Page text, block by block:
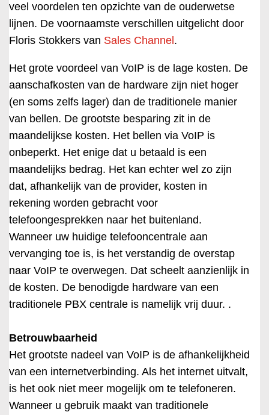
veel voordelen ten opzichte van de ouderwetse
lijnen. De voornaamste verschillen uitgelicht door
Floris Stokkers van Sales Channel .
Het grote voordeel van VoIP is de lage kosten. De
aanschafkosten van de hardware zijn niet hoger
(en soms zelfs lager) dan de traditionele manier
van bellen. De grootste besparing zit in de
maandelijkse kosten. Het bellen via VoIP is
onbeperkt. Het enige dat u betaald is een
maandelijks bedrag. Het kan echter wel zo zijn
dat, afhankelijk van de provider, kosten in
rekening worden gebracht voor
telefoongesprekken naar het buitenland.
Wanneer uw huidige telefooncentrale aan
vervanging toe is, is het verstandig de overstap
naar VoIP te overwegen. Dat scheelt aanzienlijk in
de kosten. De benodigde hardware van een
traditionele PBX centrale is namelijk vrij duur. .
Betrouwbaarheid
Het grootste nadeel van VoIP is de afhankelijkheid
van een internetverbinding. Als het internet uitvalt,
is het ook niet meer mogelijk om te telefoneren.
Wanneer u gebruik maakt van traditionele